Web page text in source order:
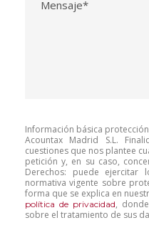
Información básica
Acountax Madrid S.L.
cuestiones que nos plantee
petición y, en su caso,
Derechos: puede
normativa vigente sobre
forma que se explica en
política de privacidad,
sobre el tratamiento de sus